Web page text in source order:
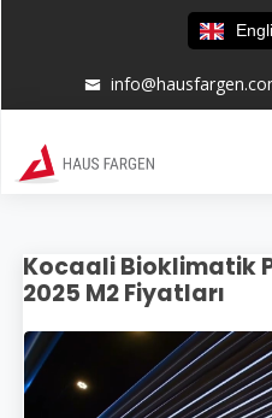
Kocaali Bioklimatik
2025 M2 Fiyatları